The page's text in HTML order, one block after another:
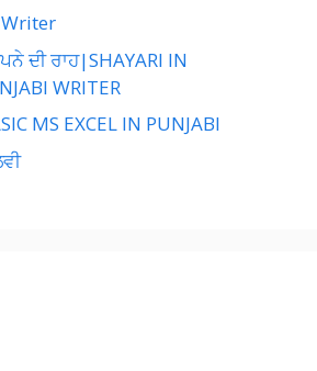
ਦੀ ਰਾਹ|SHAYARI IN
WRITER
MS EXCEL IN PUNJABI